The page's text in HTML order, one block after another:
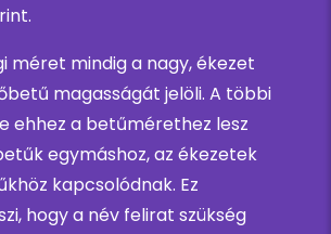
méret mindig a nagy, ékezet
magasságát jelöli. A többi
ehhez a betűmérethez lesz
egymáshoz, az ékezetek
kapcsolódnak. Ez
hogy a név felirat szükség